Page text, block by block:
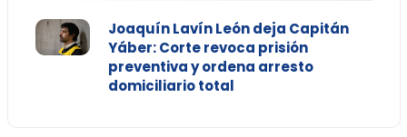
Joaquín Lavín León deja Capitán
Yáber: Corte revoca prisión
preventiva y ordena arresto
domiciliario total